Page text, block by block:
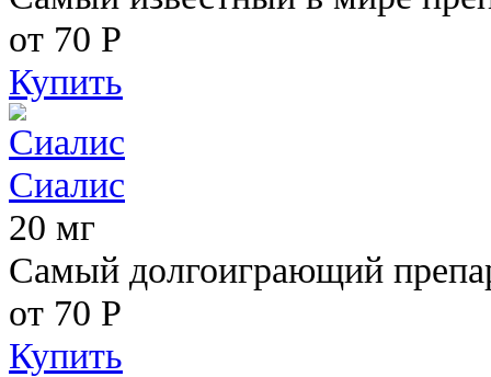
от 70 Р
Купить
Сиалис
20 мг
Самый долгоиграющий
от 70 Р
Купить